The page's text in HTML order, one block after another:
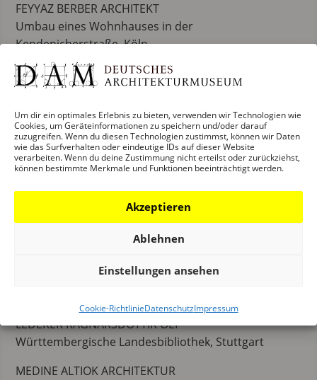
Um dir ein optimales Erlebnis zu bieten, verwenden wir Technologien wie
Cookies, um Geräteinformationen zu speichern und/oder darauf
zuzugreifen. Wenn du diesen Technologien zustimmst, können wir Daten
wie das Surfverhalten oder eindeutige IDs auf dieser Website
verarbeiten. Wenn du deine Zustimmung nicht erteilst oder zurückziehst,
können bestimmte Merkmale und Funktionen beeinträchtigt werden.
Akzeptieren
Ablehnen
Einstellungen ansehen
Cookie-RichtlinieDatenschutzImpressum
FEYYAZ BERBER ARCHITEKT
Umbau eines Wohnhauses in der
Kendenicherstraße, Köln
FLORIAN NAGLER ARCHITEKTEN
Forschungshäuser Bad Aibling
HAASCOOKZEMMRICH STUDIO2050
Logistikzentrum mit Verwaltung Promega, Walldorf
INGENHOVENARCHITECTS
Schauspielhaus, Düsseldorf
JAN WIESE ARCHITEKTEN MIT RALF WILKENING
J. MAYER H UND PARTNER
LEDERER RAGNARSDÓTTIR OEI
Württembergische Landesbibliothek, Stuttgart
MEDINE ALTIOK ARCHITEKTUR